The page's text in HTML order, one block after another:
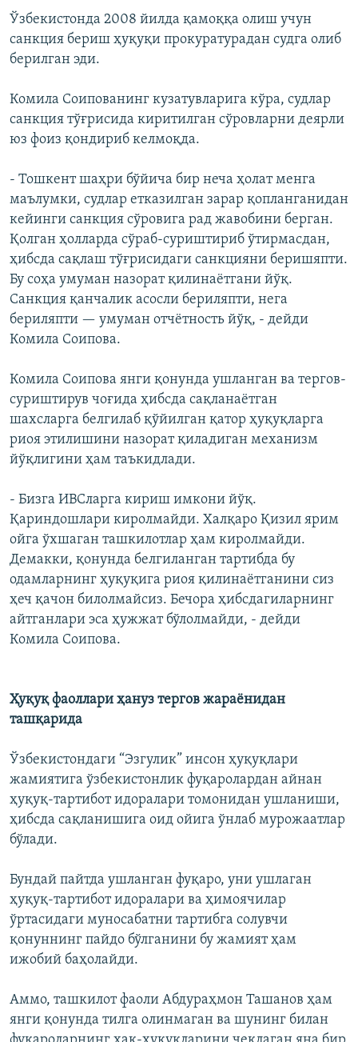
Ўзбекистонда 2008 йилда қамоққа олиш учун
санкция бериш ҳуқуқи прокуратурадан судга олиб
берилган эди.
Комила Соипованинг кузатувларига кўра, судлар
санкция тўғрисида киритилган сўровларни деярли
юз фоиз қондириб келмоқда.
- Тошкент шаҳри бўйича бир неча ҳолат менга
маълумки, судлар етказилган зарар қопланганидан
кейинги санкция сўровига рад жавобини берган.
Қолган ҳолларда сўраб-суриштириб ўтирмасдан,
ҳибсда сақлаш тўғрисидаги санкцияни беришяпти.
Бу соҳа умуман назорат қилинаётгани йўқ.
Санкция қанчалик асосли бериляпти, нега
бериляпти — умуман отчётность йўқ, - дейди
Комила Соипова.
Комила Соипова янги қонунда ушланган ва тергов-
суриштирув чоғида ҳибсда сақланаётган
шахсларга белгилаб қўйилган қатор ҳуқуқларга
риоя этилишини назорат қиладиган механизм
йўқлигини ҳам таъкидлади.
- Бизга ИВСларга кириш имкони йўқ.
Қариндошлари киролмайди. Халқаро Қизил ярим
ойга ўхшаган ташкилотлар ҳам киролмайди.
Демакки, қонунда белгиланган тартибда бу
одамларнинг ҳуқуқига риоя қилинаётганини сиз
ҳеч қачон билолмайсиз. Бечора ҳибсдагиларнинг
айтганлари эса ҳужжат бўлолмайди, - дейди
Комила Соипова.
Ҳуқуқ фаоллари ҳануз тергов жараёнидан
ташқарида
Ўзбекистондаги “Эзгулик” инсон ҳуқуқлари
жамиятига ўзбекистонлик фуқаролардан айнан
ҳуқуқ-тартибот идоралари томонидан ушланиши,
ҳибсда сақланишига оид ойига ўнлаб мурожаатлар
бўлади.
Бундай пайтда ушланган фуқаро, уни ушлаган
ҳуқуқ-тартибот идоралари ва ҳимоячилар
ўртасидаги муносабатни тартибга солувчи
қонуннинг пайдо бўлганини бу жамият ҳам
ижобий баҳолайди.
Аммо, ташкилот фаоли Абдураҳмон Ташанов ҳам
янги қонунда тилга олинмаган ва шунинг билан